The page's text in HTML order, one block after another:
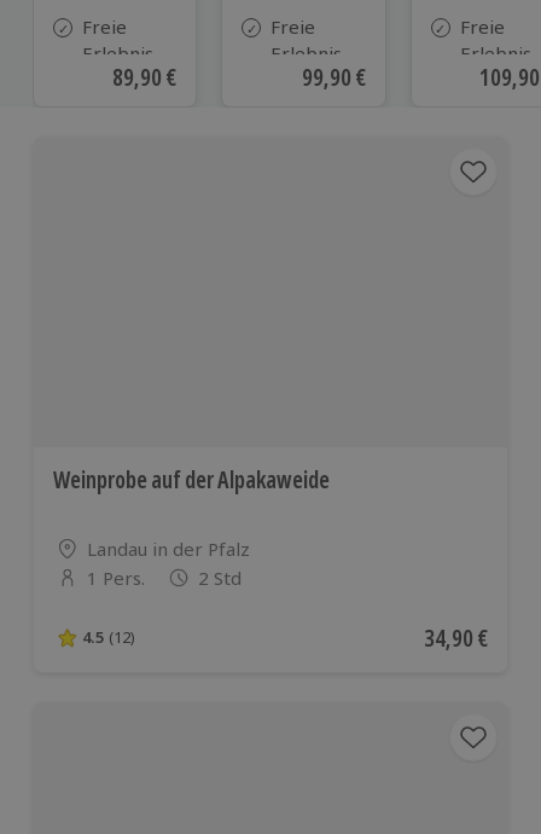
Freie
Erlebnis-
Auswahl
Aktueller Preis
89,90 €
Freie
Erlebnis-
Auswahl
Aktueller Preis
99,90 €
Freie
Erlebnis-
Auswahl
Weinprobe auf der Alpakaweide
Standort
Landau in der Pfalz
Anzahl der Teilnehmer
1 Pers. 2 Std
4.5 von 5 Sternen basierend auf 12 Bewertungen
4.5 (12) Aktueller
34,90 €